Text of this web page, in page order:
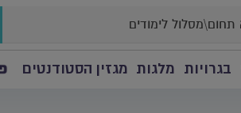
בגרויות מלגות מגזין הסטודנטים